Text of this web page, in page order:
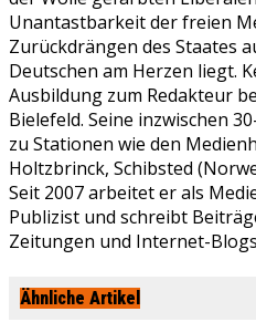
Unantastbarkeit der freien
Zurückdrängen des Staates
Deutschen am Herzen liegt.
Ausbildung zum Redakteur
Bielefeld. Seine inzwischen
zu Stationen wie den
Holtzbrinck, Schibsted
Seit 2007 arbeitet er als
Publizist und schreibt
Zeitungen und Internet-
Ähnliche Artikel